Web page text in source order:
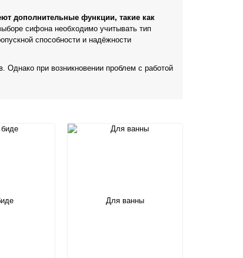
дополнительные функции, такие как
сифона необходимо учитывать тип
способности и надёжности
Однако при возникновении проблем с работой
Для ванны